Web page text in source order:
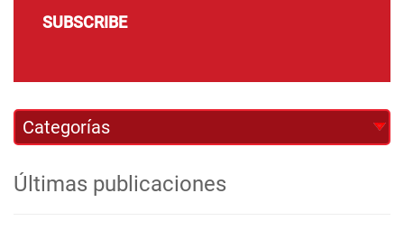
SUBSCRIBE
Últimas publicaciones